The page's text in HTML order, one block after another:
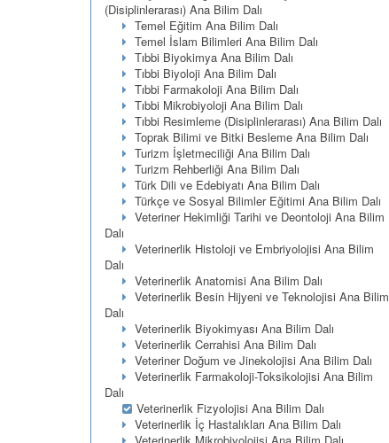
(Disiplinlerarası) Ana Bilim Dalı
Temel Eğitim Ana Bilim Dalı
Temel İslam Bilimleri Ana Bilim Dalı
Tıbbi Biyokimya Ana Bilim Dalı
Tıbbi Biyoloji Ana Bilim Dalı
Tıbbi Farmakoloji Ana Bilim Dalı
Tıbbi Mikrobiyoloji Ana Bilim Dalı
Tıbbi Resimleme (Disiplinlerarası) Ana Bilim Dalı
Toprak Bilimi ve Bitki Besleme Ana Bilim Dalı
Turizm İşletmeciliği Ana Bilim Dalı
Turizm Rehberliği Ana Bilim Dalı
Türk Dili ve Edebiyatı Ana Bilim Dalı
Türkçe ve Sosyal Bilimler Eğitimi Ana Bilim Dalı
Veteriner Hekimliği Tarihi ve Deontoloji Ana Bilim
Dalı
Veterinerlik Histoloji ve Embriyolojisi Ana Bilim
Dalı
Veterinerlik Anatomisi Ana Bilim Dalı
Veterinerlik Besin Hijyeni ve Teknolojisi Ana Bilim
Dalı
Veterinerlik Biyokimyası Ana Bilim Dalı
Veterinerlik Cerrahisi Ana Bilim Dalı
Veteriner Doğum ve Jinekolojisi Ana Bilim Dalı
Veterinerlik Farmakoloji-Toksikolojisi Ana Bilim
Dalı
Veterinerlik Fizyolojisi Ana Bilim Dalı
Veterinerlik İç Hastalıkları Ana Bilim Dalı